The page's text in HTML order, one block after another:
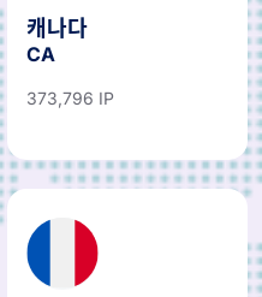
캐나다
CA
373,796 IP